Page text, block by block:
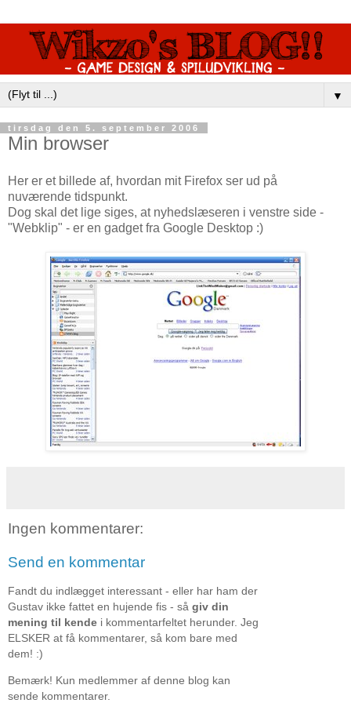
▼
tirsdag den 5. september 2006
Min browser
Her er et billede af, hvordan mit Firefox ser ud på
nuværende tidspunkt.
Dog skal det lige siges, at nyhedslæseren i venstre side -
"Webklip" - er en gadget fra Google Desktop :)
Ingen kommentarer:
Send en kommentar
Fandt du indlægget interessant - eller har ham der
Gustav ikke fattet en hujende fis - så giv din
mening til kende i kommentarfeltet herunder. Jeg
ELSKER at få kommentarer, så kom bare med
dem! :)
Bemærk! Kun medlemmer af denne blog kan
sende kommentarer.